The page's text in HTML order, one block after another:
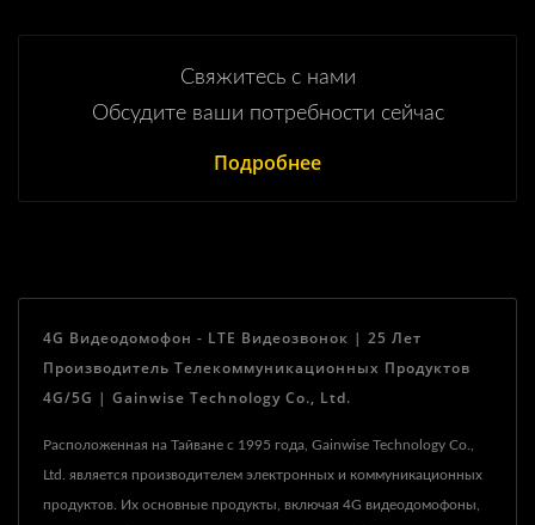
Свяжитесь с нами
Обсудите ваши потребности сейчас
Подробнее
4G Видеодомофон - LTE Видеозвонок | 25 Лет
Производитель Телекоммуникационных Продуктов
4G/5G | Gainwise Technology Co., Ltd.
Расположенная на Тайване с 1995 года, Gainwise Technology Co.,
Ltd. является производителем электронных и коммуникационных
продуктов. Их основные продукты, включая 4G видеодомофоны,